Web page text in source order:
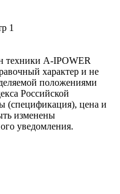
1
техники A-IPOWER
характер и не
положениями
Российской
(спецификация), цена и
изменены
уведомления.